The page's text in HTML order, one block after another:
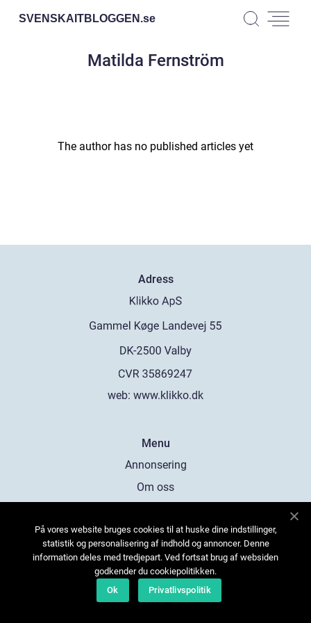
SVENSKAITBLOGGEN.se
Matilda Fernström
The author has no published articles yet
Adress
web: www.klikko.dk
Menu
Annonsering
Om oss
Kontakta oss
Sitemap
På vores website bruges cookies til at huske dine indstillinger,
statistik og personalisering af indhold og annoncer. Denne
information deles med tredjepart. Ved fortsat brug af websiden
godkender du cookiepolitikken.
Ok
Privatlivspolitik